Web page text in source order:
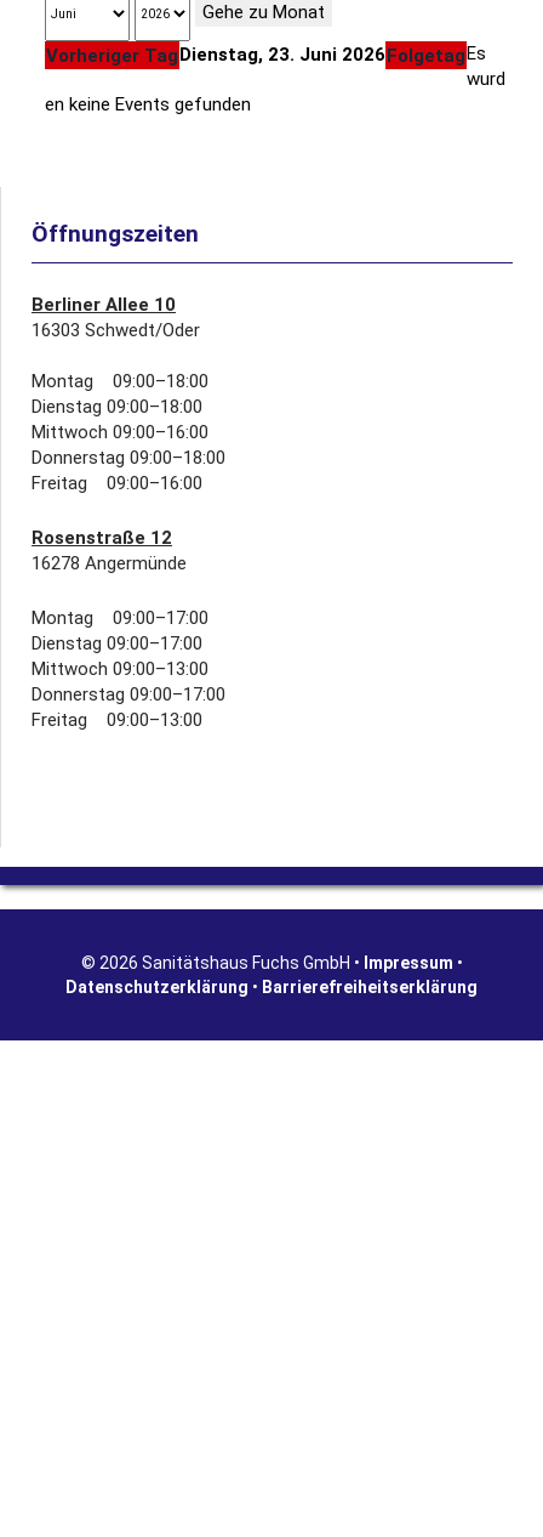
Gehe zu Monat
Vorheriger TagDienstag, 23. Juni 2026FolgetagEs
wurd
en keine Events gefunden
Öffnungszeiten
Berliner Allee 10
16303 Schwedt/Oder
Montag 09:00–18:00
Dienstag 09:00–18:00
Mittwoch 09:00–16:00
Donnerstag 09:00–18:00
Freitag 09:00–16:00
Rosenstraße 12
16278 Angermünde
Montag 09:00–17:00
Dienstag 09:00–17:00
Mittwoch 09:00–13:00
Donnerstag 09:00–17:00
Freitag 09:00–13:00
© 2026 Sanitätshaus Fuchs GmbH • Impressum •
Datenschutzerklärung • Barrierefreiheitserklärung